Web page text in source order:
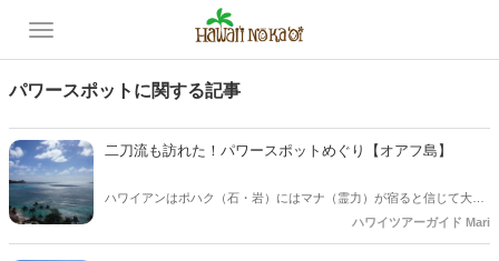
パワースポットに関する記事
二刀流も訪れた！パワースポットめぐり【オアフ島】
ハワイアンはポハク（石・岩）にはマナ（霊力）が宿ると信じて大切
にしてきました。今回はその中から３か所をご案内します！
ハワイツアーガイド Mari